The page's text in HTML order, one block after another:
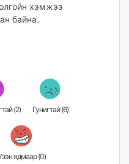
хэмжээ
байна.
Гайхамшигтай (2) Гунигтай (6)
Үзэн ядмаар (0)